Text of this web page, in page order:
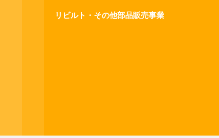
リビルト・その他部品販売事業